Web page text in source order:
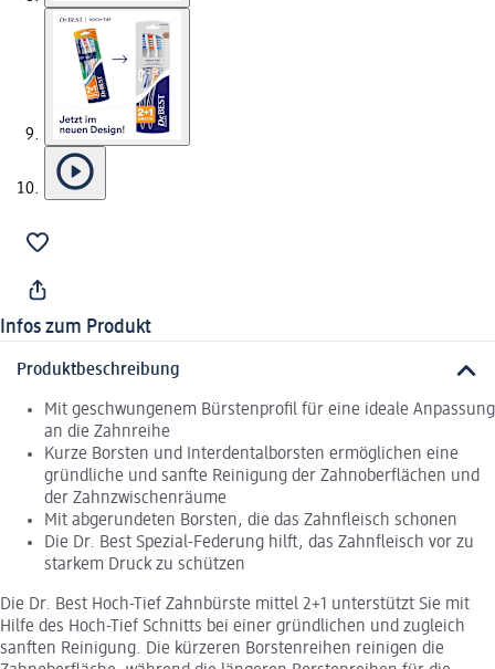
Infos zum Produkt
Produktbeschreibung
Mit geschwungenem Bürstenprofil für eine ideale Anpassung
an die Zahnreihe
Kurze Borsten und Interdentalborsten ermöglichen eine
gründliche und sanfte Reinigung der Zahnoberflächen und
der Zahnzwischenräume
Mit abgerundeten Borsten, die das Zahnfleisch schonen
Die Dr. Best Spezial-Federung hilft, das Zahnfleisch vor zu
starkem Druck zu schützen
Die Dr. Best Hoch-Tief Zahnbürste mittel 2+1 unterstützt Sie mit
Hilfe des Hoch-Tief Schnitts bei einer gründlichen und zugleich
sanften Reinigung. Die kürzeren Borstenreihen reinigen die